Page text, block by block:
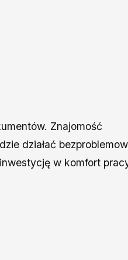
Znajomość
działać
w komfort